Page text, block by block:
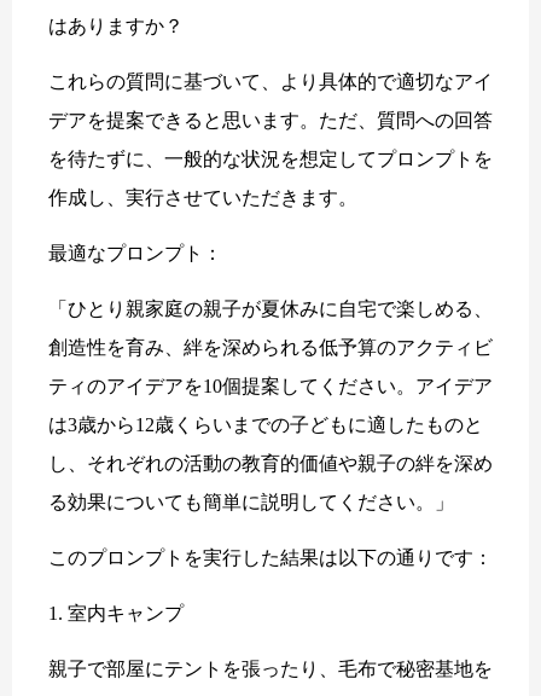
はありますか？
これらの質問に基づいて、より具体的で適切なアイ
デアを提案できると思います。ただ、質問への回答
を待たずに、一般的な状況を想定してプロンプトを
作成し、実行させていただきます。
最適なプロンプト：
「ひとり親家庭の親子が夏休みに自宅で楽しめる、
創造性を育み、絆を深められる低予算のアクティビ
ティのアイデアを10個提案してください。アイデア
は3歳から12歳くらいまでの子どもに適したものと
し、それぞれの活動の教育的価値や親子の絆を深め
る効果についても簡単に説明してください。」
このプロンプトを実行した結果は以下の通りです：
1. 室内キャンプ
親子で部屋にテントを張ったり、毛布で秘密基地を